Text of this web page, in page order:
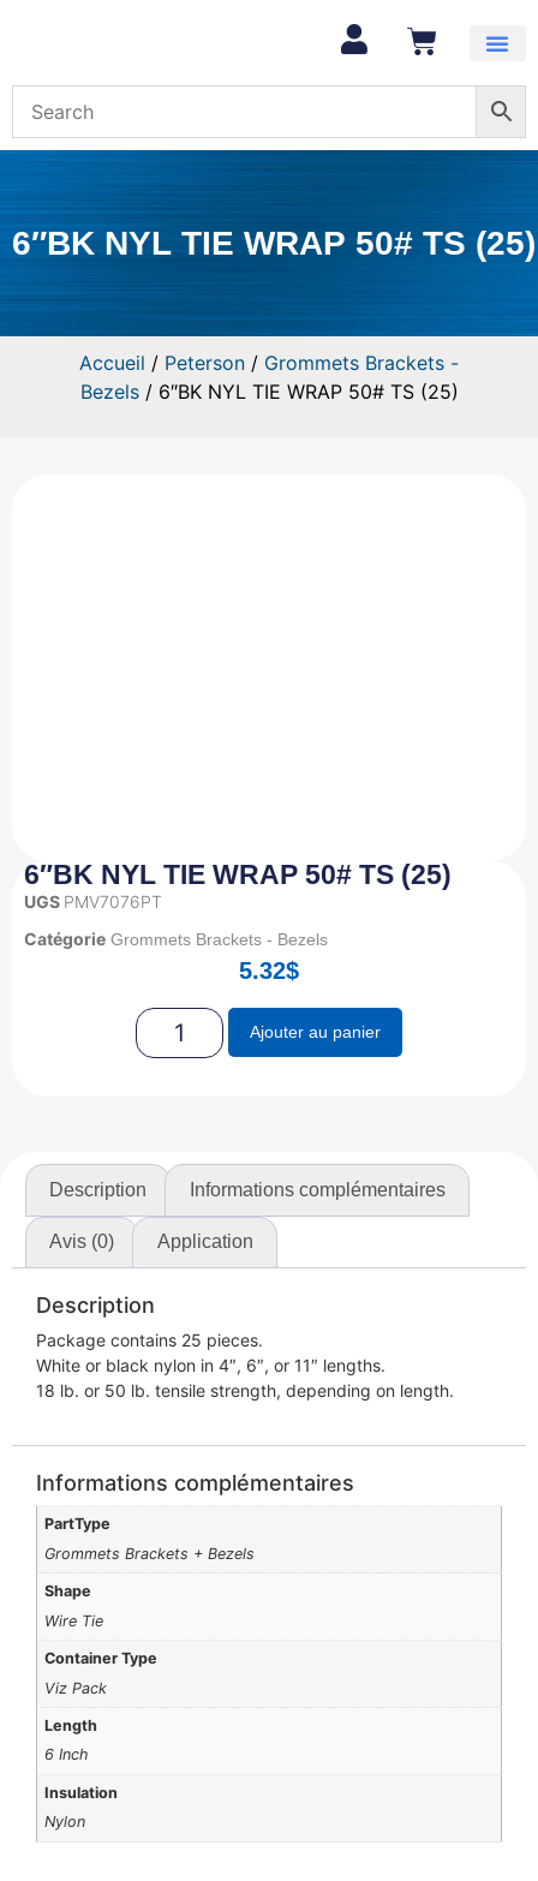
6″BK NYL TIE WRAP 50# TS (25)
Accueil / Peterson / Grommets Brackets -
Bezels/ 6″BK NYL TIE WRAP 50# TS (25)
6″BK NYL TIE WRAP 50# TS (25)
UGS PMV7076PT
Catégorie Grommets Brackets - Bezels
5.32$
Ajouter au panier
Description Informations complémentaires
Avis (0) Application
Description
Package contains 25 pieces.
White or black nylon in 4″, 6″, or 11″ lengths.
18 lb. or 50 lb. tensile strength, depending on length.
Informations complémentaires
PartType
Grommets Brackets + Bezels
Shape
Wire Tie
Container Type
Viz Pack
Length
6 Inch
Insulation
Nylon